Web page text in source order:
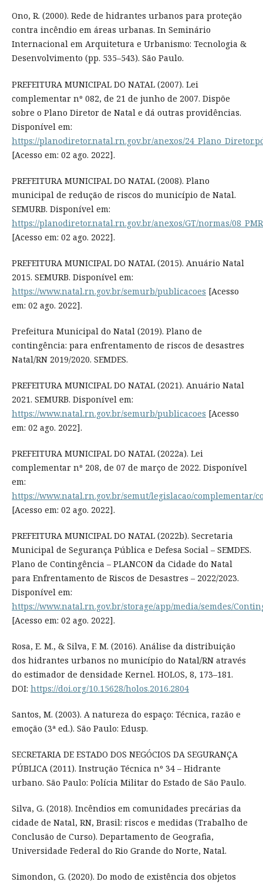
Ono, R. (2000). Rede de hidrantes urbanos para proteção
contra incêndio em áreas urbanas. In Seminário
Internacional em Arquitetura e Urbanismo: Tecnologia &
Desenvolvimento (pp. 535–543). São Paulo.
PREFEITURA MUNICIPAL DO NATAL (2007). Lei
complementar nº 082, de 21 de junho de 2007. Dispõe
sobre o Plano Diretor de Natal e dá outras providências.
Disponível em:
https://planodiretor.natal.rn.gov.br/anexos/
[Acesso em: 02 ago. 2022].
PREFEITURA MUNICIPAL DO NATAL (2008). Plano
municipal de redução de riscos do município de Natal.
SEMURB. Disponível em:
https://planodiretor.natal.rn.gov.br/anexos/GT/normas/
[Acesso em: 02 ago. 2022].
PREFEITURA MUNICIPAL DO NATAL (2015). Anuário Natal
2015. SEMURB. Disponível em:
https://www.natal.rn.gov.br/semurb/publicacoes [Acesso
em: 02 ago. 2022].
Prefeitura Municipal do Natal (2019). Plano de
contingência: para enfrentamento de riscos de desastres
Natal/RN 2019/2020. SEMDES.
PREFEITURA MUNICIPAL DO NATAL (2021). Anuário Natal
2021. SEMURB. Disponível em:
https://www.natal.rn.gov.br/semurb/publicacoes [Acesso
em: 02 ago. 2022].
PREFEITURA MUNICIPAL DO NATAL (2022a). Lei
complementar nº 208, de 07 de março de 2022. Disponível
em:
https://www.natal.rn.gov.br/semut/legislacao/complementar/
[Acesso em: 02 ago. 2022].
PREFEITURA MUNICIPAL DO NATAL (2022b). Secretaria
Municipal de Segurança Pública e Defesa Social – SEMDES.
Plano de Contingência – PLANCON da Cidade do Natal
para Enfrentamento de Riscos de Desastres – 2022/2023.
Disponível em:
https://www.natal.rn.gov.br/storage/app/media/semdes/
[Acesso em: 02 ago. 2022].
Rosa, E. M., & Silva, F. M. (2016). Análise da distribuição
dos hidrantes urbanos no município do Natal/RN através
do estimador de densidade Kernel. HOLOS, 8, 173–181.
DOI: https://doi.org/10.15628/holos.2016.2804
Santos, M. (2003). A natureza do espaço: Técnica, razão e
emoção (3ª ed.). São Paulo: Edusp.
SECRETARIA DE ESTADO DOS NEGÓCIOS DA SEGURANÇA
PÚBLICA (2011). Instrução Técnica nº 34 – Hidrante
urbano. São Paulo: Polícia Militar do Estado de São Paulo.
Silva, G. (2018). Incêndios em comunidades precárias da
cidade de Natal, RN, Brasil: riscos e medidas (Trabalho de
Conclusão de Curso). Departamento de Geografia,
Universidade Federal do Rio Grande do Norte, Natal.
Simondon, G. (2020). Do modo de existência dos objetos